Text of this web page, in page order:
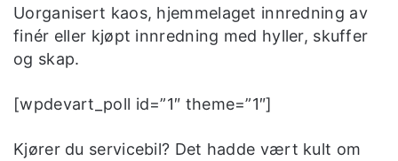
Uorganisert kaos, hjemmelaget innredning av
finér eller kjøpt innredning med hyller, skuffer
og skap.
[wpdevart_poll id=”1″ theme=”1″]
Kjører du servicebil? Det hadde vært kult om